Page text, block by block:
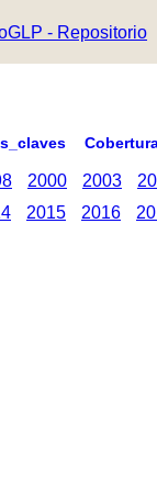
- Repositorio
2000 2003
2015 2016